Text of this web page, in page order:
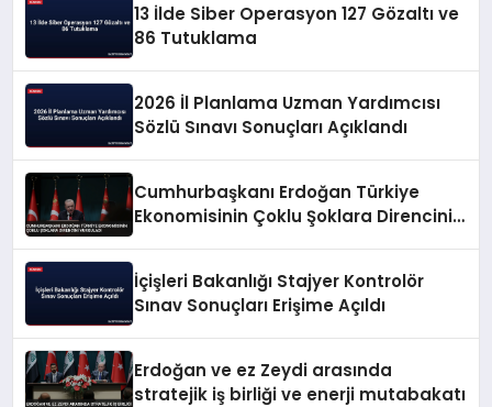
13 İlde Siber Operasyon 127 Gözaltı ve
86 Tutuklama
2026 İl Planlama Uzman Yardımcısı
Sözlü Sınavı Sonuçları Açıklandı
Cumhurbaşkanı Erdoğan Türkiye
Ekonomisinin Çoklu Şoklara Direncini
İçişleri Bakanlığı Stajyer Kontrolör
Sınav Sonuçları Erişime Açıldı
Erdoğan ve ez Zeydi arasında
stratejik iş birliği ve enerji mutabakatı